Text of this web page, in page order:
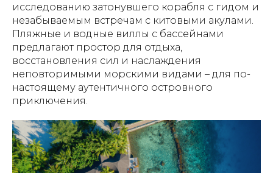
исследованию затонувшего корабля с гидом и
незабываемым встречам с китовыми акулами.
Пляжные и водные виллы с бассейнами
предлагают простор для отдыха,
восстановления сил и наслаждения
неповторимыми морскими видами – для по-
настоящему аутентичного островного
приключения.